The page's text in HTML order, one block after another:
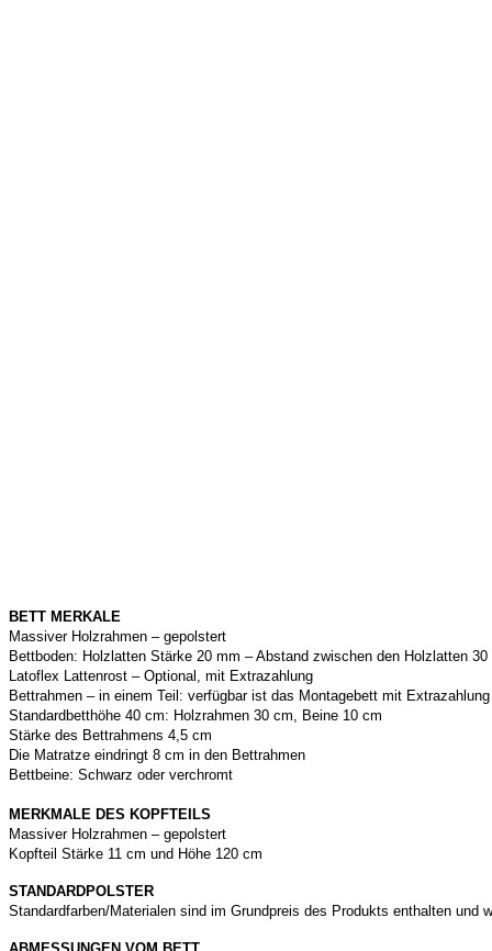
BETT MERKALE
Massiver Holzrahmen – gepolstert
Bettboden: Holzlatten Stärke 20 mm – Abstand zwischen den Holzlatten 30
Latoflex Lattenrost – Optional, mit Extrazahlung
Bettrahmen – in einem Teil: verfügbar ist das Montagebett mit Extrazahlung
Standardbetthöhe 40 cm: Holzrahmen 30 cm, Beine 10 cm
Stärke des Bettrahmens 4,5 cm
Die Matratze eindringt 8 cm in den Bettrahmen
Bettbeine: Schwarz oder verchromt
MERKMALE DES KOPFTEILS
Massiver Holzrahmen – gepolstert
Kopfteil Stärke 11 cm und Höhe 120 cm
STANDARDPOLSTER
Standardfarben/Materialen sind im Grundpreis des Produkts enthalten und